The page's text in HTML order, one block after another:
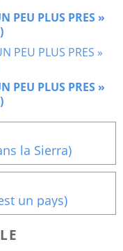
PEU PLUS PRES »
PEU PLUS PRES »
la Sierra)
un pays)